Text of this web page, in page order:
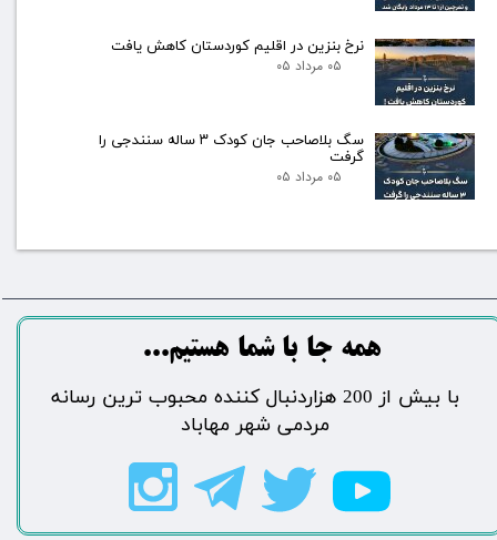
نرخ بنزین در اقلیم کوردستان کاهش یافت
۰۵ مرداد ۰۵
سگ بلاصاحب جان کودک ۳ ساله سنندجی را
گرفت
۰۵ مرداد ۰۵
​​​همه جا با شما هستیم...​​​​​​​​​​​​​​
​با بیش از 200 هزاردنبال کننده محبوب ترین رسانه
مردمی شهر مهاباد​​​​​​​​​​​​​​